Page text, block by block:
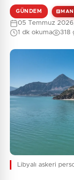
GÜNDEM
05 Temmuz
1 dk okuma 318
Libyalı askeri